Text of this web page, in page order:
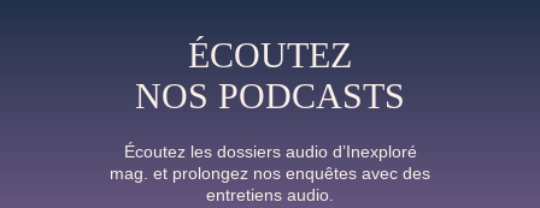
ÉCOUTEZ
NOS PODCASTS
Écoutez les dossiers audio d’Inexploré
mag. et prolongez nos enquêtes avec des
entretiens audio.